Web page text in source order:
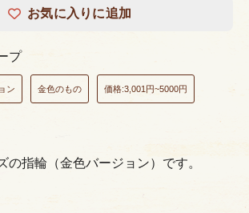
お気に入りに追加
プ
ン 金色のもの 価格:3,001円~5000円
の指輪（金色バージョン）です。